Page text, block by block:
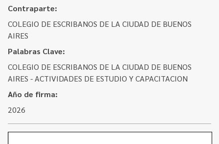
Pedido de Acceso a la Información online
Tenés Derechos
Plan de Gobierno Abierto en la Justicia
Recursos y Acceso a la Justicia
Repositorio de Datos Abiertos
Contraparte:
COLEGIO DE ESCRIBANOS DE LA CIUDAD DE BUENOS
AIRES
Palabras Clave:
COLEGIO DE ESCRIBANOS DE LA CIUDAD DE BUENOS
AIRES - ACTIVIDADES DE ESTUDIO Y CAPACITACION
Año de firma:
2026